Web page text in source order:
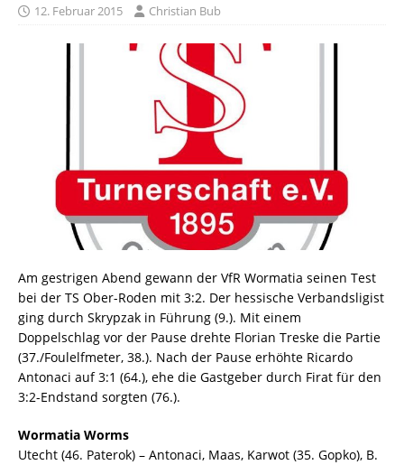
12. Februar 2015 Christian Bub
Am gestrigen Abend gewann der VfR Wormatia seinen Test
bei der TS Ober-Roden mit 3:2. Der hessische Verbandsligist
ging durch Skrypzak in Führung (9.). Mit einem
Doppelschlag vor der Pause drehte Florian Treske die Partie
(37./Foulelfmeter, 38.). Nach der Pause erhöhte Ricardo
Antonaci auf 3:1 (64.), ehe die Gastgeber durch Firat für den
3:2-Endstand sorgten (76.).
Wormatia Worms
Utecht (46. Paterok) – Antonaci, Maas, Karwot (35. Gopko), B.